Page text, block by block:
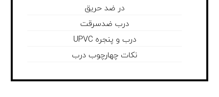
در ضد حریق
درب ضدسرقت
درب و پنجره UPVC
نکات چهارچوب درب